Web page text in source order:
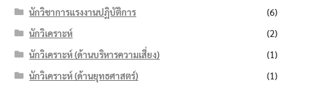
นักวิชาการแรงงานปฏิบัติการ
(6)
นักวิเคราะห์
(2)
นักวิเคราะห์ (ด้านบริหารความเสี่ยง)
(1)
นักวิเคราะห์ (ด้านยุทธศาสตร์)
(1)